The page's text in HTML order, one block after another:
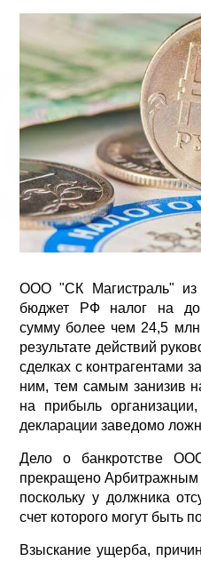
ООО "СК Магистраль"
бюджет РФ налог на
сумму более чем 24,5
результате действий
сделках с контрагентами
ним, тем самым занизив
на прибыль
декларации заведомо
Дело о банкротстве
прекращено Арбитражным
поскольку у должника
счет которого могут быть
Взыскание ущерба,